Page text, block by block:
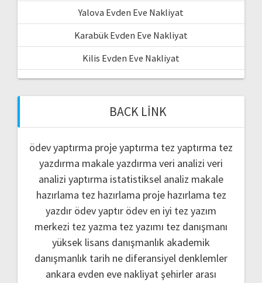
Yalova Evden Eve Nakliyat
Karabük Evden Eve Nakliyat
Kilis Evden Eve Nakliyat
BACK LINK
ödev yaptırma proje yaptırma tez yaptırma tez
yazdırma makale yazdırma veri analizi veri
analizi yaptırma istatistiksel analiz makale
hazırlama tez hazırlama proje hazırlama tez
yazdır ödev yaptır ödev en iyi tez yazım
merkezi tez yazma tez yazımı tez danışmanı
yüksek lisans danışmanlık akademik
danışmanlık tarih ne diferansiyel denklemler
ankara evden eve nakliyatşehirler arası